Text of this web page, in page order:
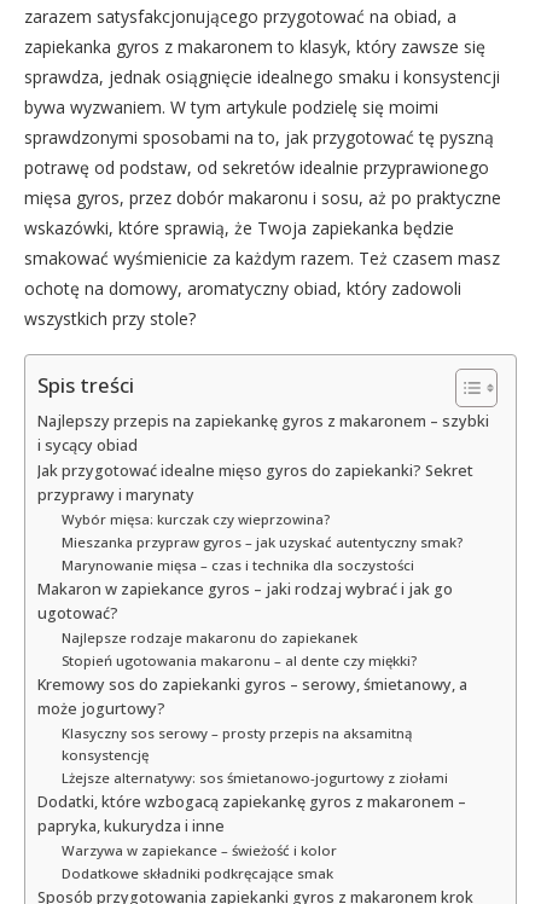
zarazem satysfakcjonującego przygotować na obiad, a
zapiekanka gyros z makaronem to klasyk, który zawsze się
sprawdza, jednak osiągnięcie idealnego smaku i konsystencji
bywa wyzwaniem. W tym artykule podzielę się moimi
sprawdzonymi sposobami na to, jak przygotować tę pyszną
potrawę od podstaw, od sekretów idealnie przyprawionego
mięsa gyros, przez dobór makaronu i sosu, aż po praktyczne
wskazówki, które sprawią, że Twoja zapiekanka będzie
smakować wyśmienicie za każdym razem. Też czasem masz
ochotę na domowy, aromatyczny obiad, który zadowoli
wszystkich przy stole?
Spis treści
Najlepszy przepis na zapiekankę gyros z makaronem – szybki
i sycący obiad
Jak przygotować idealne mięso gyros do zapiekanki? Sekret
przyprawy i marynaty
Wybór mięsa: kurczak czy wieprzowina?
Mieszanka przypraw gyros – jak uzyskać autentyczny smak?
Marynowanie mięsa – czas i technika dla soczystości
Makaron w zapiekance gyros – jaki rodzaj wybrać i jak go
ugotować?
Najlepsze rodzaje makaronu do zapiekanek
Stopień ugotowania makaronu – al dente czy miękki?
Kremowy sos do zapiekanki gyros – serowy, śmietanowy, a
może jogurtowy?
Klasyczny sos serowy – prosty przepis na aksamitną
konsystencję
Lżejsze alternatywy: sos śmietanowo-jogurtowy z ziołami
Dodatki, które wzbogacą zapiekankę gyros z makaronem –
papryka, kukurydza i inne
Warzywa w zapiekance – świeżość i kolor
Dodatkowe składniki podkręcające smak
Sposób przygotowania zapiekanki gyros z makaronem krok